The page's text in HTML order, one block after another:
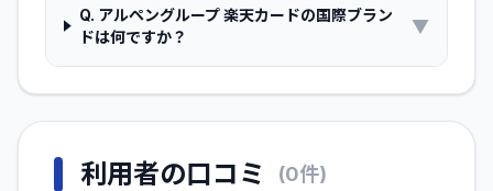
Q. アルペングループ 楽天カードの国際ブラン
ドは何ですか？
▼
利用者の口コミ (0件)